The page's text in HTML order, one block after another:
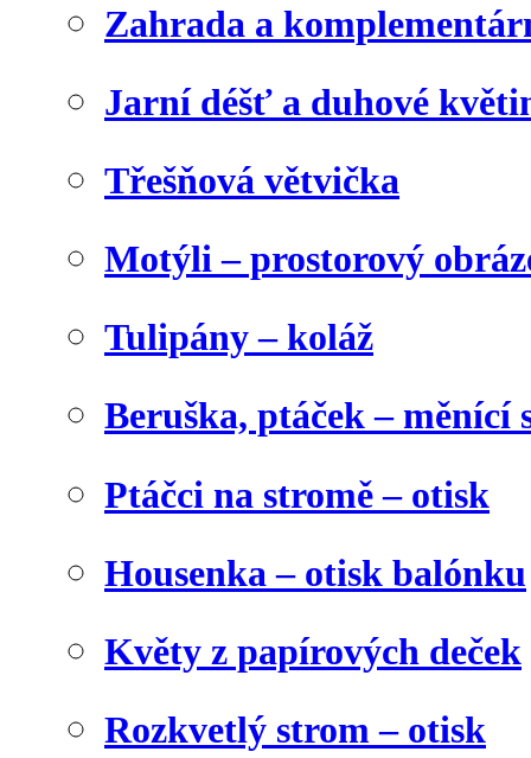
Zahrada a
Jarní déšť a duhové
Třešňová větvička
Motýli – prostorový
Tulipány – koláž
Beruška, ptáček – měnící
Ptáčci na stromě – otisk
Housenka – otisk balónku
Květy z papírových deček
Rozkvetlý strom – otisk